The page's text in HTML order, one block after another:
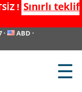
! Sınırlı teklif
· ABD ·
☰